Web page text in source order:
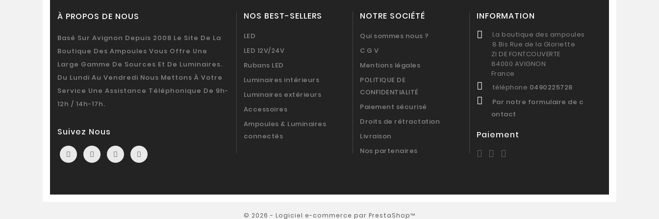
À PROPOS DE NOUS
Basé Sur Avignon Depuis 2008 Le Site De La
Boutique Des Ampoules Vous Offre Une
Large Gamme De Sources Et De Luminaires.
Du Lundi Au Vendredi Nous Mettons À Votre
Service Une Assistance Téléphonique De 9h-
12h / 14h-17h.
Suivez Nous
NOS BEST-SELLERS
LED
LED 12V/24V
Rubans LED
Luminaires intérieurs
Luminaires extérieurs
Accessoires
Ampoules & Luminaires
connectés
NOTRE SOCIÉTÉ
Qui sommes nous ?
C G V
Mentions légales
POLITIQUE DE
CONFIDENTIALITÉ
Paiement sécurisé
Droits de rétractation
Livraison
Nos partenaires
INFORMATION
La boutique des ampoules
8 Bis Rue de la Gloriette
ZI DE FONTCOUVERTE
84000 AVIGNON
France
téléphone 0490225728
Par notre formulaire de c
ontact
Paiement
© 2026 - Logiciel e-commerce par PrestaShop™